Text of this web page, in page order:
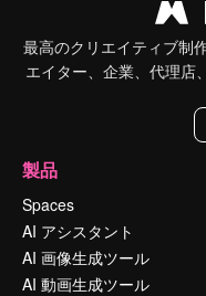
最高のクリエイティブ制
エイター、企業、代理店
製品
Spaces
AI アシスタント
AI 画像生成ツール
AI 動画生成ツール